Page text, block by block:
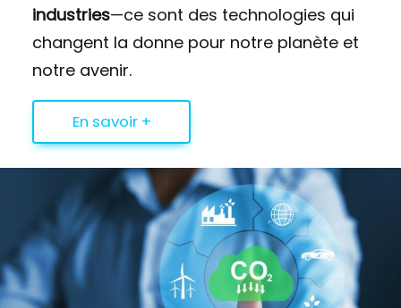
industries—ce sont des technologies qui
changent la donne pour notre planète et
notre avenir.
En savoir +